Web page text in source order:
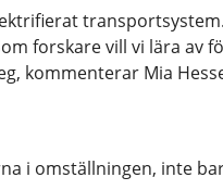
forskare vill vi lära av
kommenterar Mia
i omställningen, inte